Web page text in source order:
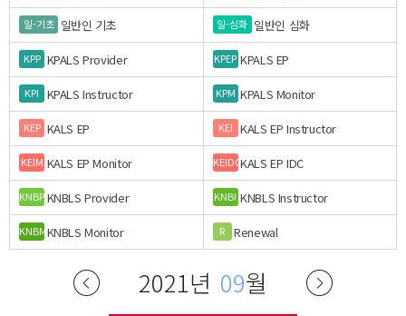
일-기초 일반인 기초 일-심화 일반인 심화
KPP KPALS Provider KPEP KPALS EP
KPI KPALS Instructor KPM KPALS Monitor
KEP KALS EP KEI KALS EP Instructor
KEIM KALS EP Monitor KEIDCKALS EP IDC
KNBPKNBLS Provider KNBI KNBLS Instructor
KNBMKNBLS Monitor R Renewal
2021년 09월